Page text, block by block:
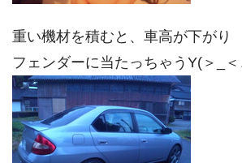
重い機材を積むと、車高が下がり
フェンダーに当たっちゃうY(＞_